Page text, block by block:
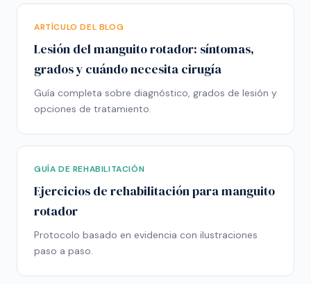
ARTÍCULO DEL BLOG
Lesión del manguito rotador: síntomas,
grados y cuándo necesita cirugía
Guía completa sobre diagnóstico, grados de lesión y
opciones de tratamiento.
GUÍA DE REHABILITACIÓN
Ejercicios de rehabilitación para manguito
rotador
Protocolo basado en evidencia con ilustraciones
paso a paso.